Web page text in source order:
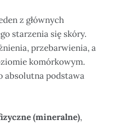
z głównych
starzenia się skóry.
przebarwienia, a
komórkowym.
absolutna podstawa
(mineralne),